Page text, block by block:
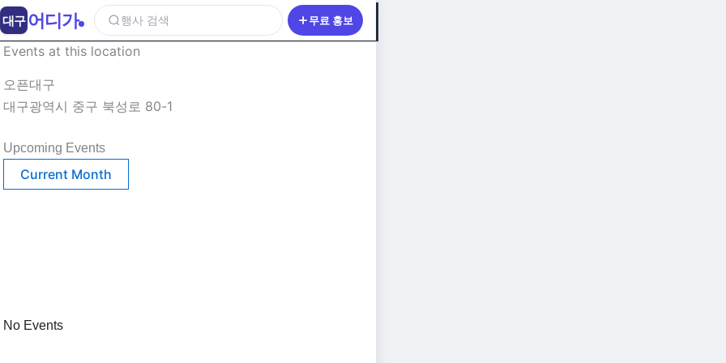
Events at this location
오픈대구
대구광역시 중구 북성로 80-1
Upcoming Events
Current Month
No Events
대구 어디가 행사 검색 무료 홍보